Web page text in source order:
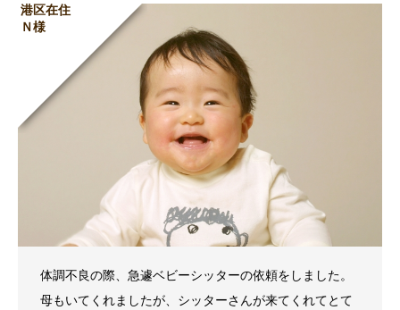
港区在住
Ｎ様
体調不良の際、急遽ベビーシッターの依頼をしました。
母もいてくれましたが、シッターさんが来てくれてとて